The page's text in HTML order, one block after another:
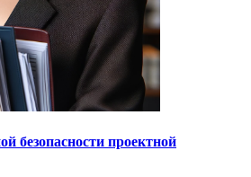
безопасности проектной